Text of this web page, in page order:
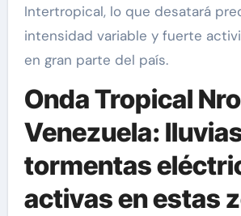
Intertropical, lo que desatará
intensidad variable y fuerte
en gran parte del país.
Onda Tropical
Venezuela:
tormentas
activas en estas